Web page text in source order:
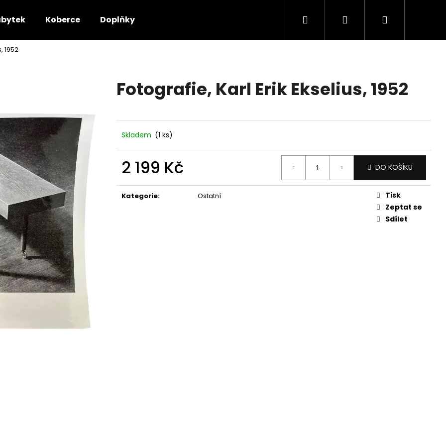
Koberce Doplňky Hledat PřihlášeníNákupní
1952
Fotografie, Karl Erik Ekselius, 1952
Skladem (1 ks)
2 199 Kč
cena:
DO KOŠÍKU
Kategorie: Ostatní
Tisk
Zeptat se
Sdílet
Co potřebujete najít?
HLEDAT
Doporučujeme